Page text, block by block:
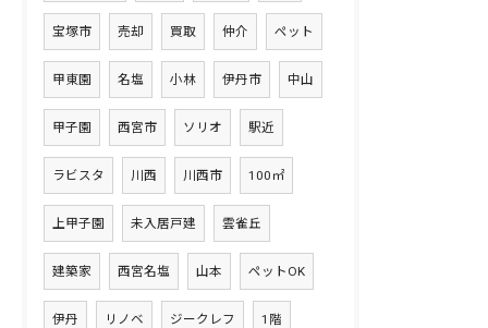
宝塚市 売却 買取 仲介 ペット
甲東園 名塩 小林 伊丹市 中山
甲子園 西宮市 ソリオ 駅近
ラビスタ 川西 川西市 100㎡
上甲子園 未入居戸建 雲雀丘
建築家 西宮名塩 山本 ペットOK
伊丹 リノベ ジークレフ 1階